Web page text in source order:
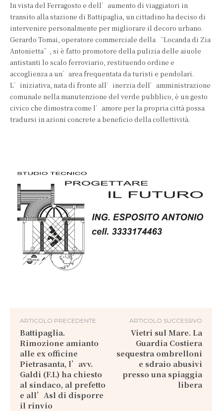
In vista del Ferragosto e dell’aumento di viaggiatori in
transito alla stazione di Battipaglia, un cittadino ha deciso di
intervenire personalmente per migliorare il decoro urbano.
Gerardo Tomai, operatore commerciale della “Locanda di Zia
Antonietta”, si è fatto promotore della pulizia delle aiuole
antistanti lo scalo ferroviario, restituendo ordine e
accoglienza a un’area frequentata da turisti e pendolari.
L’iniziativa, nata di fronte all’inerzia dell’amministrazione
comunale nella manutenzione del verde pubblico, è un gesto
civico che dimostra come l’amore per la propria città possa
tradursi in azioni concrete a beneficio della collettività.
ARTICOLO PRECEDENTE
Battipaglia.
Rimozione amianto
alle ex officine
Pietrasanta, l’avv.
Galdi (F.I.) ha chiesto
al sindaco, al prefetto
e all’Asl di disporre
il rinvio
ARTICOLO SUCCESSIVO
Vietri sul Mare. La
Guardia Costiera
sequestra ombrelloni
e sdraio abusivi
presso una spiaggia
libera